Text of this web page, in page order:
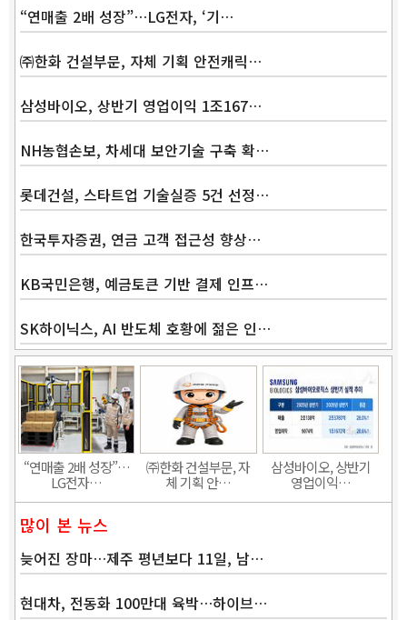
“연매출 2배 성장”…LG전자, ‘기…
㈜한화 건설부문, 자체 기획 안전캐릭…
삼성바이오, 상반기 영업이익 1조167…
NH농협손보, 차세대 보안기술 구축 확…
롯데건설, 스타트업 기술실증 5건 선정…
한국투자증권, 연금 고객 접근성 향상…
KB국민은행, 예금토큰 기반 결제 인프…
SK하이닉스, AI 반도체 호황에 젊은 인…
“연매출 2배 성장”…
LG전자…
㈜한화 건설부문, 자
체 기획 안…
삼성바이오, 상반기
영업이익…
많이 본 뉴스
늦어진 장마…제주 평년보다 11일, 남…
현대차, 전동화 100만대 육박…하이브…